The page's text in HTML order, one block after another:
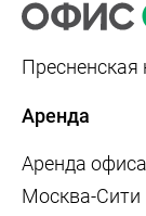
Аренда
Аренда офиса
Москва-Сити